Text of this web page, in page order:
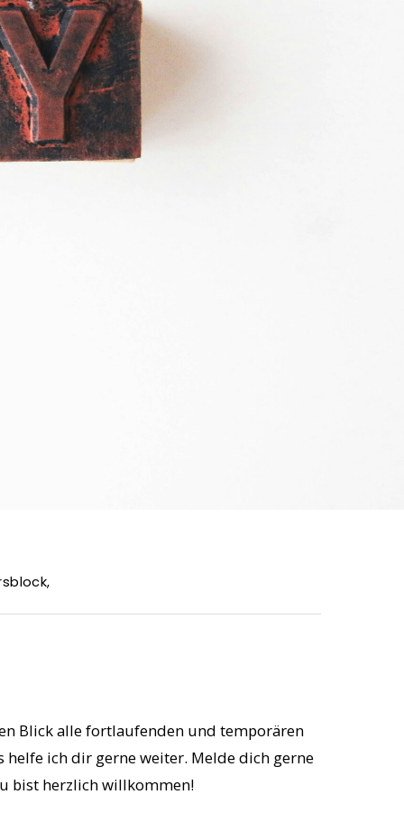
,
Blick alle fortlaufenden und temporären
helfe ich dir gerne weiter. Melde dich gerne
bist herzlich willkommen!